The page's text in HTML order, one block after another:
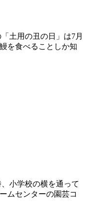
土用の丑の日」は7月
を食べることしか知
小学校の横を通って
ムセンターの園芸コ